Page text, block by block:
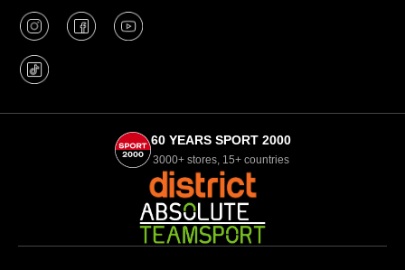
60 YEARS SPORT 2000
3000+ stores, 15+ countries